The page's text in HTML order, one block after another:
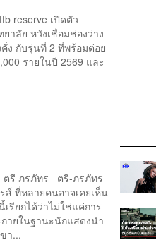
reserve เปิดตัว
าลัย หวังเชื่อมช่องว่าง
ง กับรุ่นที่ 2 ที่พร้อมต่อย
รายในปี 2569 และ
ตรี ภรภัทร ตรี-ภรภัทร
ส์ ที่หลายคนอาจเคยเห็น
รียกได้ว่าไม่ใช่แค่การ
ายในฐานะนักแสดงนำ
า...